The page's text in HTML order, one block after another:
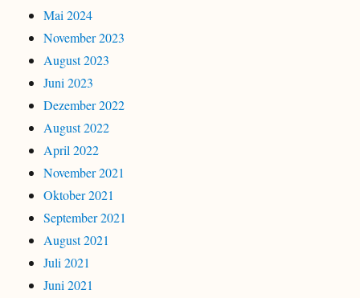
Mai 2024
November 2023
August 2023
Juni 2023
Dezember 2022
August 2022
April 2022
November 2021
Oktober 2021
September 2021
August 2021
Juli 2021
Juni 2021